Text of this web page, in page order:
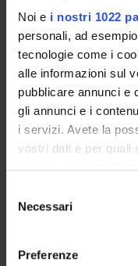
Noi e i nostri 1022
personali, ad
tecnologie come i
alle informazioni sul
pubblicare annunci e
gli annunci e i
i servizi. Avete la
vostri dati e per quali
privacy sono
modificare o
momento dalla
delNecessari
Preferenze
INCARICHI
ORGANIZZAZIONE
GOVERNANCE